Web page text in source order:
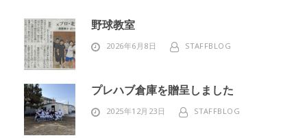
野球教室
2026年6月8日 STAFFBLOG
プレハブ倉庫を贈呈しました
2025年12月23日 STAFFBLOG